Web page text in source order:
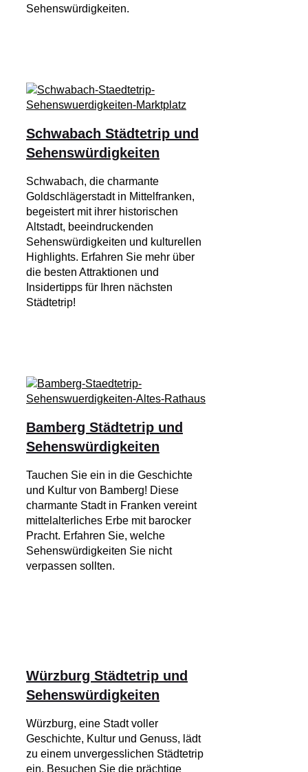
Sehenswürdigkeiten.
Schwabach Städtetrip und
Sehenswürdigkeiten
Schwabach, die charmante
Goldschlägerstadt in Mittelfranken,
begeistert mit ihrer historischen
Altstadt, beeindruckenden
Sehenswürdigkeiten und kulturellen
Highlights. Erfahren Sie mehr über
die besten Attraktionen und
Insidertipps für Ihren nächsten
Städtetrip!
Bamberg Städtetrip und
Sehenswürdigkeiten
Tauchen Sie ein in die Geschichte
und Kultur von Bamberg! Diese
charmante Stadt in Franken vereint
mittelalterliches Erbe mit barocker
Pracht. Erfahren Sie, welche
Sehenswürdigkeiten Sie nicht
verpassen sollten.
Würzburg Städtetrip und
Sehenswürdigkeiten
Würzburg, eine Stadt voller
Geschichte, Kultur und Genuss, lädt
zu einem unvergesslichen Städtetrip
ein. Besuchen Sie die prächtige